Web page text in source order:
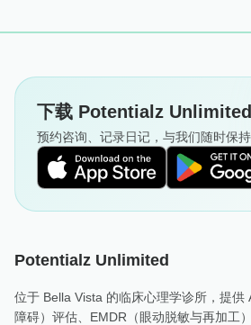
下载 Potentialz
预约咨询、记录日记，与我们随时保持
Potentialz Unlimited
位于 Bella Vista 的临床心理学诊所，提供
障碍）评估、EMDR（眼动脱敏与再加工